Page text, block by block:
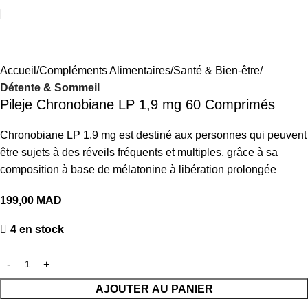
Accueil Compléments Alimentaires Santé & Bien-être
Détente & Sommeil
Pileje Chronobiane LP 1,9 mg 60 Comprimés
Chronobiane LP 1,9 mg est destiné aux personnes qui peuvent
être sujets à des réveils fréquents et multiples, grâce à sa
composition à base de mélatonine à libération prolongée
199,00 MAD
4 en stock
AJOUTER AU PANIER